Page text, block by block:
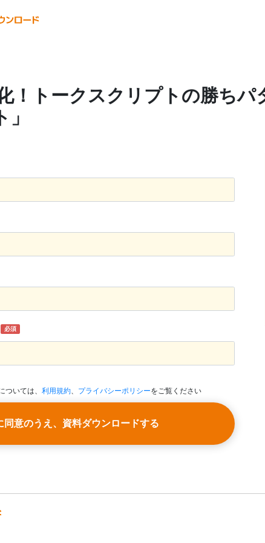
！トークスクリプトの勝ち
必須
ついては、 利用規約、 プライバシーポリシーをご覧ください
同意のうえ、資料ダウンロードする